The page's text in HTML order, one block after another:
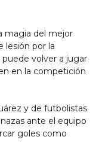
magia del mejor
lesión por la
volver a jugar
en la competición
y de futbolistas
ante el equipo
goles como